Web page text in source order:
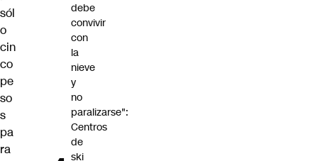
sól
o
cin
co
pe
so
s
pa
ra
debe
convivir
con
la
nieve
y
no
paralizarse":
Centros
de
ski